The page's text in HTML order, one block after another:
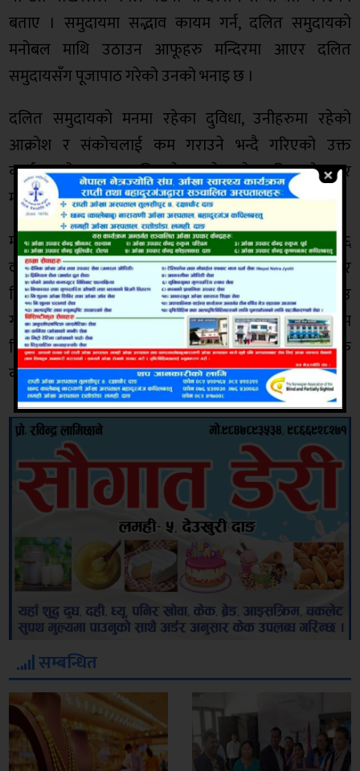
बताए । समुदायमा सद्भाव कायम गर्न, दलित समुदायको
मनोबल माथि उठाउन आफूहरु मन्दिरमा आएर दलित
समुदायसँग पूजापाठ गरेको उनको भनाइ छ ।
दलित समुदायको मनमा रहेका दुविधा, उनीहरुमा रहेको
आक्रोश र संकोचलाई कम गराउने भन्दै गरिएको उक्त
कार्यक्रमको सञ्चालन दलित नेता समेत रहेका विश्व ओमकार
महासंघका महासचिव कर्ण विश्वकर्माले गरेका थिए ।
महानवमीको दिन स्थानीय ४० वर्षीय सीताराम बस्नेत र ३६
वर्षीय दिलीप श्रेष्ठको कुटपिटबाट ५८ वर्षीय भीमबहादुर
विकको मृत्यु भएको थियो । कुटपिटमा संलग्नहरुलाई पक्राउ
गरी प्रहरीले ज्यान मार्ने कसूरमा मुद्दा चलाएको छ । पोष्टमार्टम
रिपोर्टमा भीमबहादुर विकको मृत्यु टाउकोमा लागेको चोटकै
कारण भएको उल्लेख छ ।
सम्बन्धित